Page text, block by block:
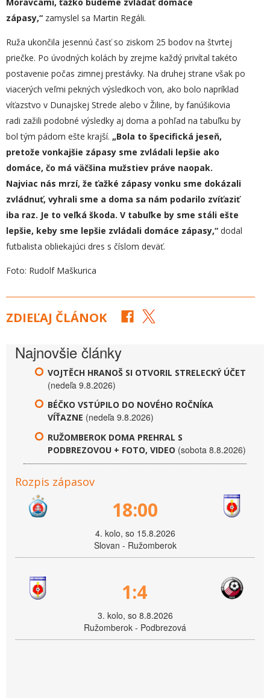
zápasy,“ zamyslel sa Martin Regáli.
Ruža ukončila jesennú časť so ziskom 25 bodov na štvrtej
priečke. Po úvodných kolách by zrejme každý privítal takéto
postavenie počas zimnej prestávky. Na druhej strane však po
viacerých veľmi pekných výsledkoch von, ako bolo napríklad
víťazstvo v Dunajskej Strede alebo v Žiline, by fanúšikovia
radi zažili podobné výsledky aj doma a pohľad na tabuľku by
bol tým pádom ešte krajší. „Bola to špecifická jeseň,
pretože vonkajšie zápasy sme zvládali lepšie ako
domáce, čo má väčšina mužstiev práve naopak.
Najviac nás mrzí, že ťažké zápasy vonku sme dokázali
zvládnuť, vyhrali sme a doma sa nám podarilo zvíťaziť
iba raz. Je to veľká škoda. V tabuľke by sme stáli ešte
lepšie, keby sme lepšie zvládali domáce zápasy,“ dodal
futbalista obliekajúci dres s číslom deväť.
Foto: Rudolf Maškurica
ZDIEĽAJ ČLÁNOK
Najnovšie články
VOJTĚCH HRANOŠ SI OTVORIL STRELECKÝ ÚČET
(nedeľa 9.8.2026)
BÉČKO VSTÚPILO DO NOVÉHO ROČNÍKA
VÍŤAZNE (nedeľa 9.8.2026)
RUŽOMBEROK DOMA PREHRAL S
PODBREZOVOU + FOTO, VIDEO (sobota 8.8.2026)
Rozpis zápasov
18:00
4. kolo, so 15.8.2026
Slovan - Ružomberok
1:4
3. kolo, so 8.8.2026
Ružomberok - Podbrezová